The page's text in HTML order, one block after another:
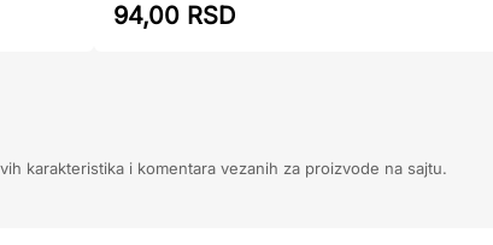
94,00 RSD
karakteristika i komentara vezanih za proizvode na sajtu.